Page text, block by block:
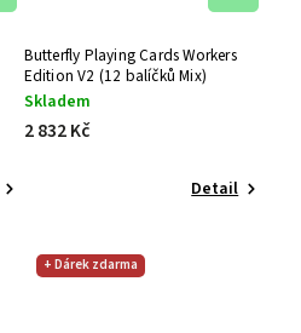
Butterfly Playing Cards Workers
Edition V2 (12 balíčků Mix)
Skladem
2 832 Kč
Detail
+ Dárek zdarma